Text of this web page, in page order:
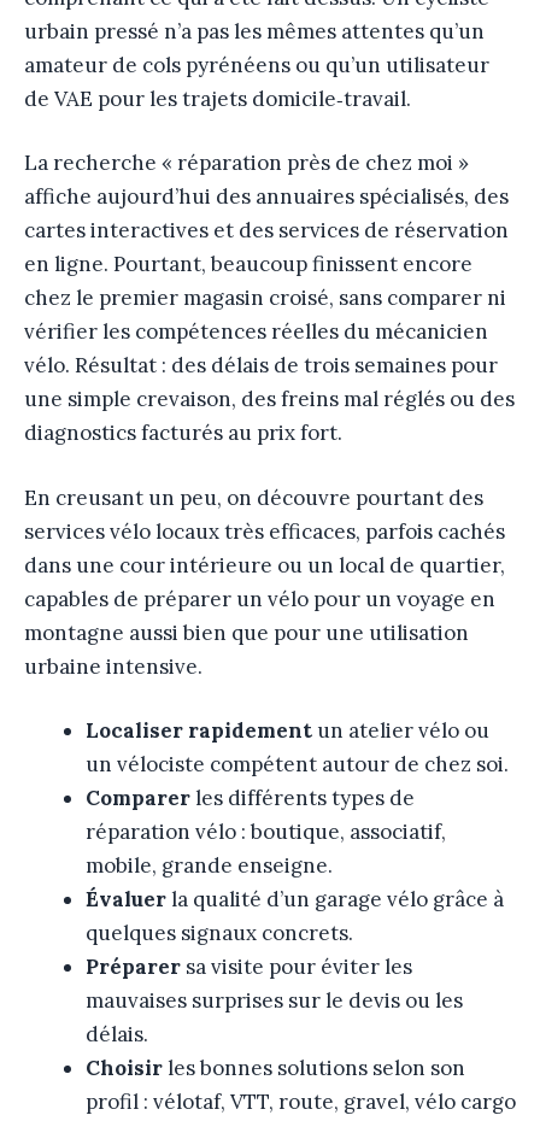
urbain pressé n’a pas les mêmes attentes qu’un
amateur de cols pyrénéens ou qu’un utilisateur
de VAE pour les trajets domicile‑travail.
La recherche « réparation près de chez moi »
affiche aujourd’hui des annuaires spécialisés, des
cartes interactives et des services de réservation
en ligne. Pourtant, beaucoup finissent encore
chez le premier magasin croisé, sans comparer ni
vérifier les compétences réelles du mécanicien
vélo. Résultat : des délais de trois semaines pour
une simple crevaison, des freins mal réglés ou des
diagnostics facturés au prix fort.
En creusant un peu, on découvre pourtant des
services vélo locaux très efficaces, parfois cachés
dans une cour intérieure ou un local de quartier,
capables de préparer un vélo pour un voyage en
montagne aussi bien que pour une utilisation
urbaine intensive.
Localiser rapidement un atelier vélo ou
un vélociste compétent autour de chez soi.
Comparerles différents types de
réparation vélo : boutique, associatif,
mobile, grande enseigne.
Évaluerla qualité d’un garage vélo grâce à
quelques signaux concrets.
Préparer sa visite pour éviter les
mauvaises surprises sur le devis ou les
délais.
Choisirles bonnes solutions selon son
profil : vélotaf, VTT, route, gravel, vélo cargo